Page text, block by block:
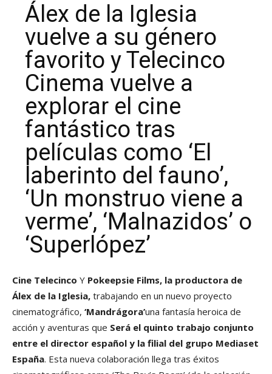
Álex de la Iglesia
vuelve a su género
favorito y Telecinco
Cinema vuelve a
explorar el cine
fantástico tras
películas como ‘El
laberinto del fauno’,
‘Un monstruo viene a
verme’, ‘Malnazidos’ o
‘Superlópez’
Cine Telecinco Y Pokeepsie Films, la productora de
Álex de la Iglesia, trabajando en un nuevo proyecto
cinematográfico, ‘Mandrágora’una fantasía heroica de
acción y aventuras que Será el quinto trabajo conjunto
entre el director español y la filial del grupo Mediaset
España. Esta nueva colaboración llega tras éxitos